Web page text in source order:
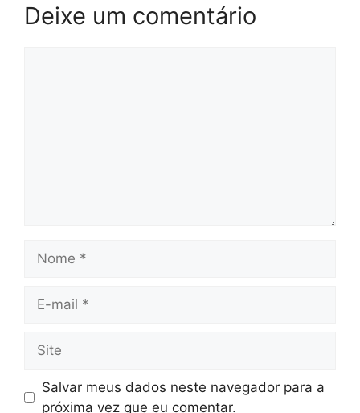
Deixe um comentário
mail
Salvar meus dados neste navegador para a
próxima vez que eu comentar.